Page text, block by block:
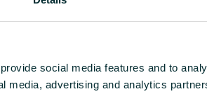
social media features and to
media, advertising and analytics